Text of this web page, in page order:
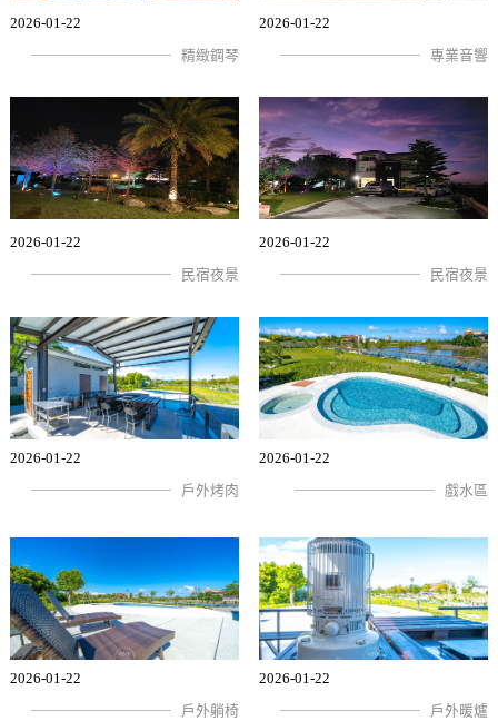
2026-01-22
精緻鋼琴
2026-01-22
專業音響
2026-01-22
民宿夜景
2026-01-22
民宿夜景
2026-01-22
戶外烤肉
2026-01-22
戲水區
2026-01-22
戶外躺椅
2026-01-22
戶外暖爐